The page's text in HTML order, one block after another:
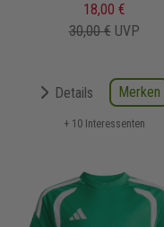
18,00 €
30,00 € UVP
Details Merken
+ 10 Interessenten